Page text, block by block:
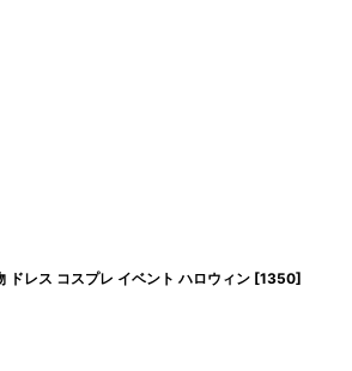
ドレス コスプレ イベント ハロウィン [1350]